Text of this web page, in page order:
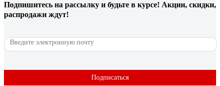
Подпишитесь на рассылку и будьте в курсе! Акции, скидки,
распродажи ждут!
Подписаться